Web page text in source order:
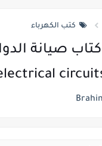
كتب الكهرباء